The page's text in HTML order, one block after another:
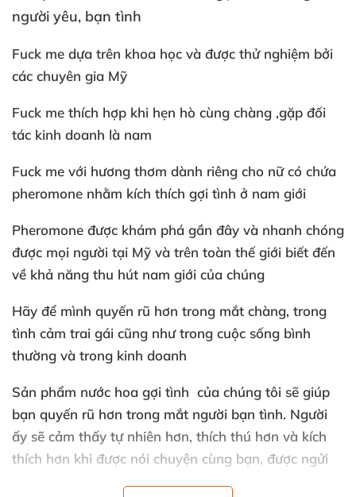
người yêu, bạn tình
Fuck me dựa trên khoa học và được thử nghiệm bởi
các chuyên gia Mỹ
Fuck me thích hợp khi hẹn hò cùng chàng ,gặp đối
tác kinh doanh là nam
Fuck me với hương thơm dành riêng cho nữ có chứa
pheromone nhằm kích thích gợi tình ở nam giới
Pheromone được khám phá gần đây và nhanh chóng
được mọi người tại Mỹ và trên toàn thế giới biết đến
về khả năng thu hút nam giới của chúng
Hãy để mình quyến rũ hơn trong mắt chàng, trong
tình cảm trai gái cũng như trong cuộc sống bình
thường và trong kinh doanh
Sản phẩm nước hoa gợi tình của chúng tôi sẽ giúp
bạn quyến rũ hơn trong mắt người bạn tình. Người
ấy sẽ cảm thấy tự nhiên hơn, thích thú hơn và kích
thích hơn khi được nói chuyện cùng bạn, được ngửi